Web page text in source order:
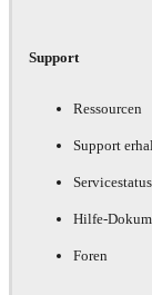
Support
Ressourcen
Support
Servicestatus
Hilfe-
Foren